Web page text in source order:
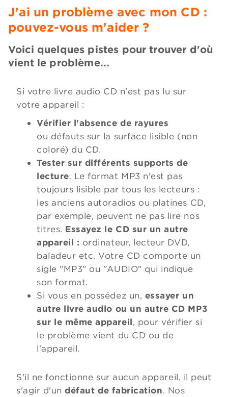
J'ai un problème avec mon CD :
pouvez-vous m'aider ?
Voici quelques pistes pour trouver d'où
vient le problème...
Si votre livre audio CD n'est pas lu sur
votre appareil :
Vérifier l'absence de rayures
ou défauts sur la surface lisible (non
coloré) du CD.
Tester sur différents supports de
lecture. Le format MP3 n'est pas
toujours lisible par tous les lecteurs :
les anciens autoradios ou platines CD,
par exemple, peuvent ne pas lire nos
titres. Essayez le CD sur un autre
appareil : ordinateur, lecteur DVD,
baladeur etc. Votre CD comporte un
sigle "MP3" ou "AUDIO" qui indique
son format.
Si vous en possédez un, essayer un
autre livre audio ou un autre CD MP3
sur le même appareil, pour vérifier si
le problème vient du CD ou de
l'appareil.
S'il ne fonctionne sur aucun appareil, il peut
s'agir d'undéfaut de fabrication. Nos